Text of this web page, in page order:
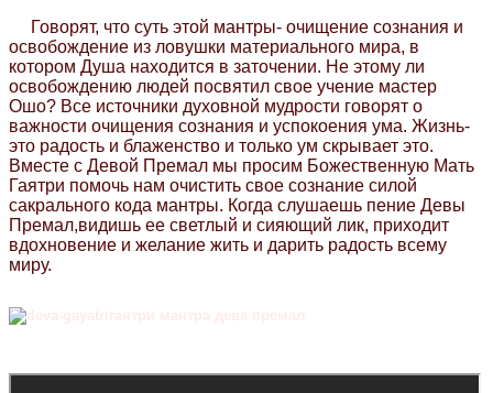
Говорят, что суть этой мантры- очищение сознания и
освобождение из ловушки материального мира, в
котором Душа находится в заточении. Не этому ли
освобождению людей посвятил свое учение мастер
Ошо? Все источники духовной мудрости говорят о
важности очищения сознания и успокоения ума. Жизнь-
это радость и блаженство и только ум скрывает это.
Вместе с Девой Премал мы просим Божественную Мать
Гаятри помочь нам очистить свое сознание силой
сакрального кода мантры. Когда слушаешь пение Девы
Премал,видишь ее светлый и сияющий лик, приходит
вдохновение и желание жить и дарить радость всему
миру.